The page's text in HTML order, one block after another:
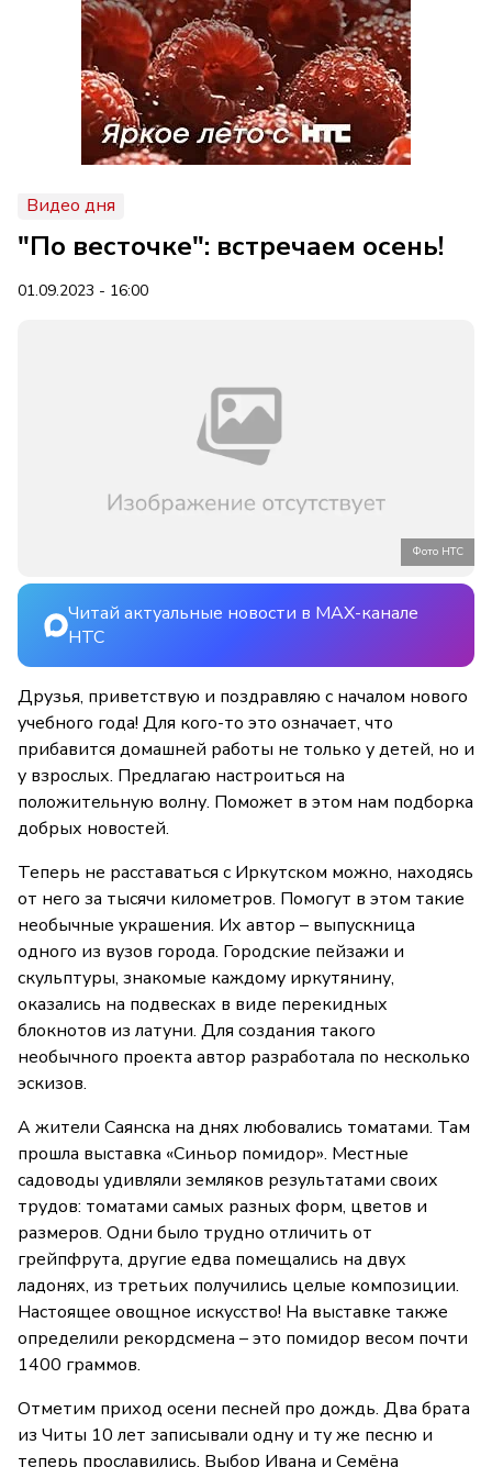
Видео дня
"По весточке": встречаем осень!
01.09.2023 - 16:00
Фото НТС
Читай актуальные новости в MAX-канале
НТС
Друзья, приветствую и поздравляю с началом нового
учебного года! Для кого-то это означает, что
прибавится домашней работы не только у детей, но и
у взрослых. Предлагаю настроиться на
положительную волну. Поможет в этом нам подборка
добрых новостей.
Теперь не расставаться с Иркутском можно, находясь
от него за тысячи километров. Помогут в этом такие
необычные украшения. Их автор – выпускница
одного из вузов города. Городские пейзажи и
скульптуры, знакомые каждому иркутянину,
оказались на подвесках в виде перекидных
блокнотов из латуни. Для создания такого
необычного проекта автор разработала по несколько
эскизов.
А жители Саянска на днях любовались томатами. Там
прошла выставка «Синьор помидор». Местные
садоводы удивляли земляков результатами своих
трудов: томатами самых разных форм, цветов и
размеров. Одни было трудно отличить от
грейпфрута, другие едва помещались на двух
ладонях, из третьих получились целые композиции.
Настоящее овощное искусство! На выставке также
определили рекордсмена – это помидор весом почти
1400 граммов.
Отметим приход осени песней про дождь. Два брата
из Читы 10 лет записывали одну и ту же песню и
теперь прославились. Выбор Ивана и Семёна